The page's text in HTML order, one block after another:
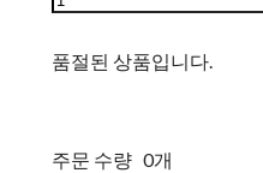
품절된 상품입니다.
주문 수량 0개